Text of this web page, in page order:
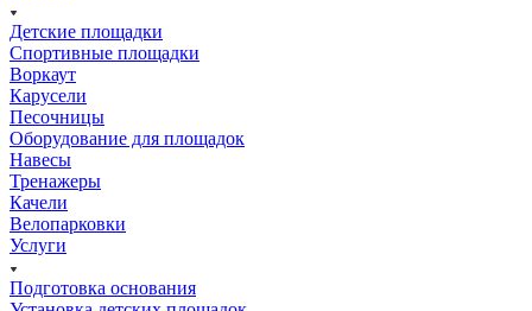
Детские площадки
Спортивные площадки
Воркаут
Карусели
Песочницы
Оборудование для площадок
Навесы
Тренажеры
Качели
Велопарковки
Услуги
Подготовка основания